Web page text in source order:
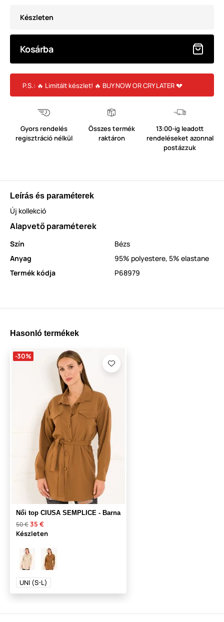
Készleten
Kosárba
P.S.: 🔥 Limitált készlet! 🔥 BUY NOW OR CRY LATER 💔
Gyors rendelés
regisztráció nélkül
Összes termék
raktáron
13:00-ig leadott
rendeléseket azonnal
postázzuk
Leírás és paraméterek
Új kollekció
Alapvető paraméterek
Szín
Bézs
Anyag
95% polyestere, 5% elastane
Termék kódja
P68979
Hasonló termékek
-30%
Női top CIUSA SEMPLICE - Barna
50 €35 €
Készleten
UNI (S-L)